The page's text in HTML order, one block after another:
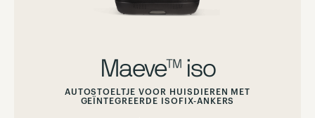
Maeve™ iso
AUTOSTOELTJE VOOR HUISDIEREN MET
GEÏNTEGREERDE ISOFIX-ANKERS